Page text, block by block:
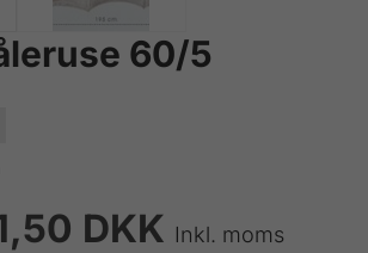
60/5
DKK Inkl. moms